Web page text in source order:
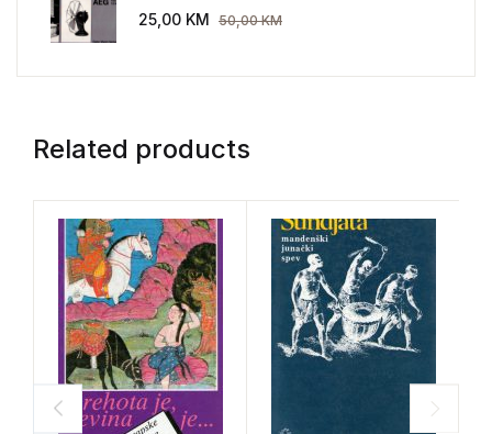
AEG 1907-1914.
25,00 KM 50,00KM
Related products